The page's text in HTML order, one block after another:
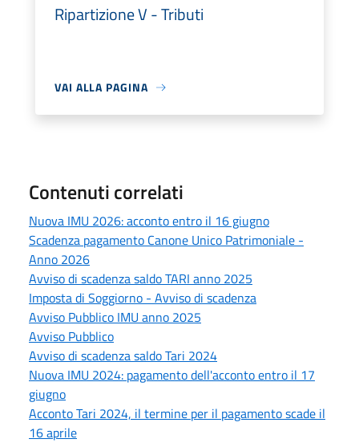
Ripartizione V - Tributi
VAI ALLA PAGINA
Contenuti correlati
Nuova IMU 2026: acconto entro il 16 giugno
Scadenza pagamento Canone Unico Patrimoniale -
Anno 2026
Avviso di scadenza saldo TARI anno 2025
Imposta di Soggiorno - Avviso di scadenza
Avviso Pubblico IMU anno 2025
Avviso Pubblico
Avviso di scadenza saldo Tari 2024
Nuova IMU 2024: pagamento dell'acconto entro il 17
giugno
Acconto Tari 2024, il termine per il pagamento scade il
16 aprile